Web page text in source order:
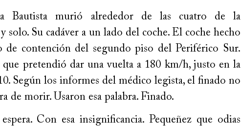
Bautista murió alrededor de las cuatro de la
solo. Su cadáver a un lado del coche. El coche hecho
de contención del segundo piso del Periférico Sur.
pretendió dar una vuelta a 180 km/h, justo en la
Según los informes del médico legista, el finado no
de morir. Usaron esa palabra. Finado.
Con esa insignificancia. Pequeñez que odias